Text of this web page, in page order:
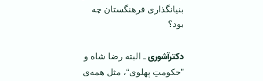
بنیانگذاری فرهنگستان چه
بود؟
دکترآشوریـ البته رضا شاه و
”حكومتِ پهلوی“، مثل همه‌ی